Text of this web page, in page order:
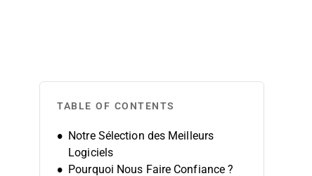
TABLE OF CONTENTS
Notre Sélection des Meilleurs
Logiciels
Pourquoi Nous Faire Confiance ?